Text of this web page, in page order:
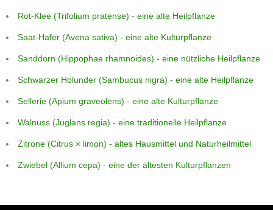
Rot-Klee (Trifolium pratense) - eine alte Heilpflanze
Saat-Hafer (Avena sativa) - eine alte Kulturpflanze
Sanddorn (Hippophae rhamnoides) - eine nützliche Heilpflanze
Schwarzer Holunder (Sambucus nigra) - eine alte Heilpflanze
Sellerie (Apium graveolens) - eine alte Kulturpflanze
Walnuss (Juglans regia) - eine traditionelle Heilpflanze
Zitrone (Citrus × limon) - altes Hausmittel und Naturheilmittel
Zwiebel (Allium cepa) - eine der ältesten Kulturpflanzen